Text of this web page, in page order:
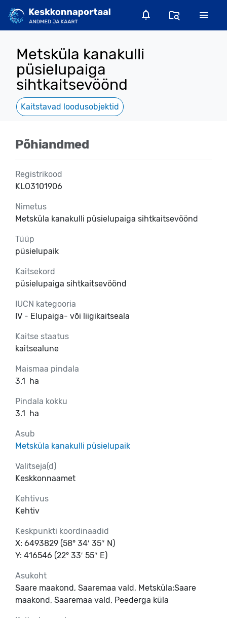
Metsküla kanakulli
püsielupaiga
sihtkaitsevöönd
Kaitstavad loodusobjektid
Põhiandmed
Registrikood
KLO3101906
Nimetus
Metsküla kanakulli püsielupaiga sihtkaitsevöönd
Tüüp
püsielupaik
Kaitsekord
püsielupaiga sihtkaitsevöönd
IUCN kategooria
IV - Elupaiga- või liigikaitseala
Kaitse staatus
kaitsealune
Maismaa pindala
3.1 ha
Pindala kokku
3.1 ha
Asub
Metsküla kanakulli püsielupaik
Valitseja(d)
Keskkonnaamet
Kehtivus
Kehtiv
Keskpunkti koordinaadid
X: 6493829 (58° 34′ 35″ N)
Y: 416546 (22° 33′ 55″ E)
Asukoht
Saare maakond, Saaremaa vald, Metsküla;Saare
maakond, Saaremaa vald, Peederga küla